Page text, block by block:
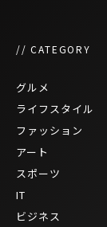
// CATEGORY
グルメ
ライフスタイル
ファッション
アート
スポーツ
IT
ビジネス